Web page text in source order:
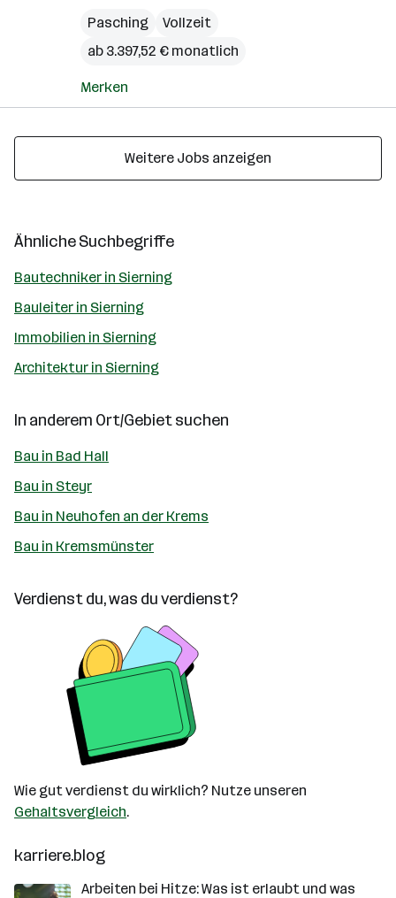
Pasching
Vollzeit
ab 3.397,52 € monatlich
Merken
Weitere Jobs anzeigen
Ähnliche Suchbegriffe
Bautechniker in Sierning
Bauleiter in Sierning
Immobilien in Sierning
Architektur in Sierning
In anderem Ort/Gebiet suchen
Bau in Bad Hall
Bau in Steyr
Bau in Neuhofen an der Krems
Bau in Kremsmünster
Verdienst du, was du verdienst?
Wie gut verdienst du wirklich? Nutze unseren
Gehaltsvergleich.
karriere.blog
Arbeiten bei Hitze: Was ist erlaubt und was